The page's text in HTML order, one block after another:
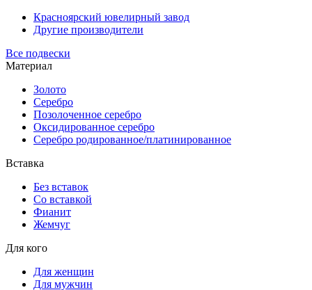
Красноярский ювелирный завод
Другие производители
Все подвески
Материал
Золото
Серебро
Позолоченное серебро
Оксидированное серебро
Серебро родированное/платинированное
Вставка
Без вставок
Со вставкой
Фианит
Жемчуг
Для кого
Для женщин
Для мужчин